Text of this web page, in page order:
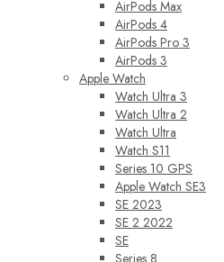
AirPods Max
AirPods 4
AirPods Pro 3
AirPods 3
Apple Watch
Watch Ultra 3
Watch Ultra 2
Watch Ultra
Watch S11
Series 10 GPS
Apple Watch SE3
SE 2023
SE 2 2022
SE
Series 8